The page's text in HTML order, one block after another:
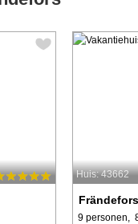
Huis: 43662
Frändefors
9 personen,